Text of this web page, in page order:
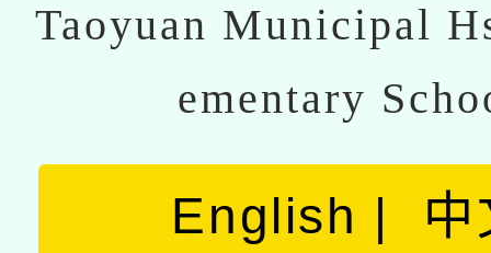
Taoyuan Municipal
ementary
English 中